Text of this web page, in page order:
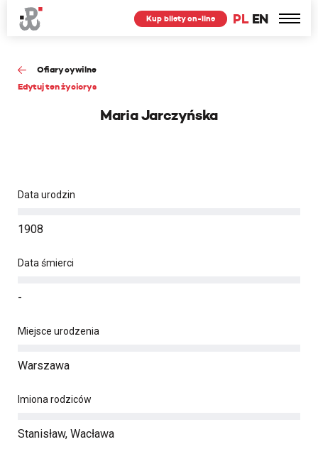
PL EN
Kup bilety on-line
Ofiary cywilne
Edytuj ten życiorys
Maria Jarczyńska
Data urodzin
1908
Data śmierci
-
Miejsce urodzenia
Warszawa
Imiona rodziców
Stanisław, Wacława